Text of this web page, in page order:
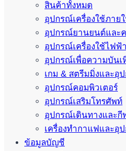
สินค้าทั้งหมด
อุปกรณ์เครื่องใช้ภาย
อุปกรณ์ยานยนต์และ
อุปกรณ์เครื่องใช้ไฟฟ้
อุปกรณ์เพื่อความบันเ
เกม & สตรีมมิ่งและอุ
อุปกรณ์คอมพิวเตอร์
อุปกรณ์เสริมโทรศัพท์
อุปกรณ์เดินทางและกี
เครื่องทำกาแฟและอุ
ข้อมูลบัญชี